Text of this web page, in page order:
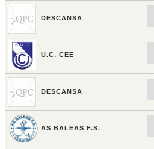
DESCANSA
U.C. CEE
DESCANSA
AS BALEAS F.S.